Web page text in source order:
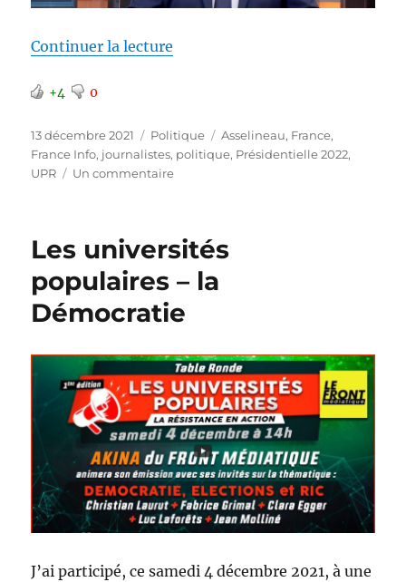
Continuer la lecture
+4 0
Publié
le
13 décembre 2021 Catégories
Politique Étiquettes
Asselineau, France,
France Info, journalistes, politique, Présidentielle 2022,
UPR
Un commentairesur
carnaval
Les universités
populaires – la
Démocratie
J’ai participé, ce samedi 4 décembre 2021, à une